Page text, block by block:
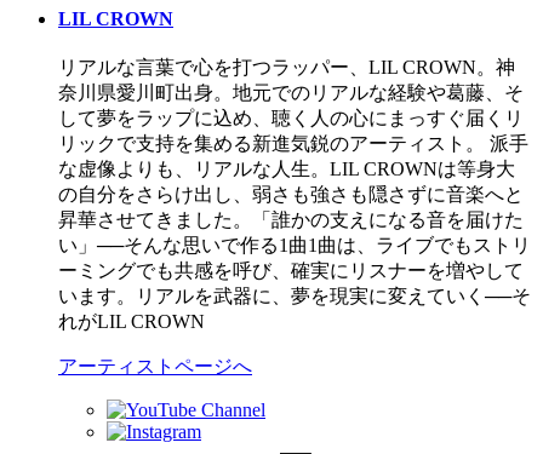
LIL CROWN
リアルな言葉で心を打つラッパー、LIL CROWN。神
奈川県愛川町出身。地元でのリアルな経験や葛藤、そ
して夢をラップに込め、聴く人の心にまっすぐ届くリ
リックで支持を集める新進気鋭のアーティスト。 派手
な虚像よりも、リアルな人生。LIL CROWNは等身大
の自分をさらけ出し、弱さも強さも隠さずに音楽へと
昇華させてきました。「誰かの支えになる音を届けた
い」──そんな思いで作る1曲1曲は、ライブでもストリ
ーミングでも共感を呼び、確実にリスナーを増やして
います。リアルを武器に、夢を現実に変えていく──そ
れがLIL CROWN
アーティストページへ